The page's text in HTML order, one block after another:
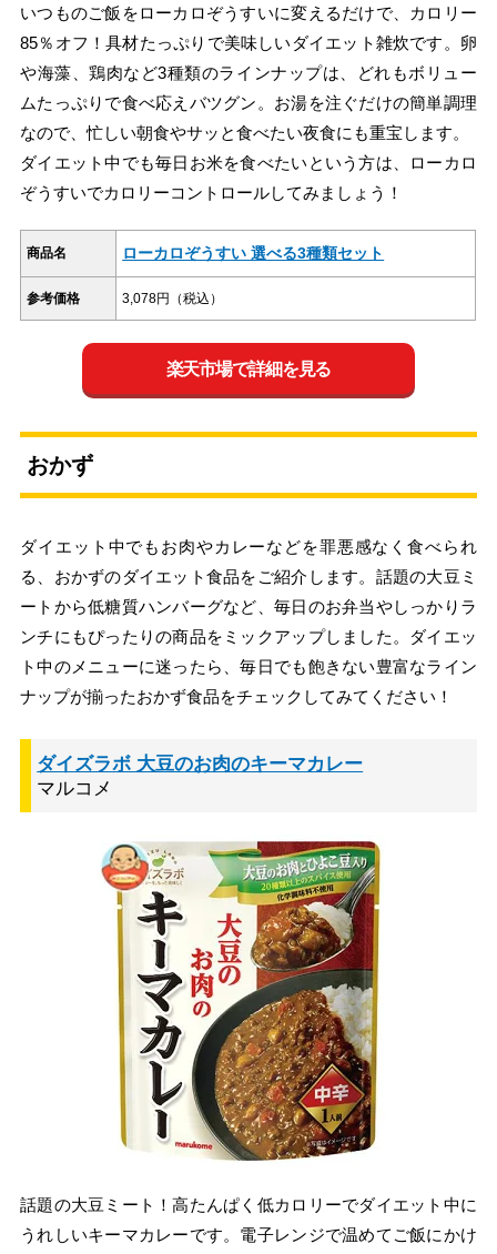
いつものご飯をローカロぞうすいに変えるだけで、カロリー
85％オフ！具材たっぷりで美味しいダイエット雑炊です。卵
や海藻、鶏肉など3種類のラインナップは、どれもボリュー
ムたっぷりで食べ応えバツグン。お湯を注ぐだけの簡単調理
なので、忙しい朝食やサッと食べたい夜食にも重宝します。
ダイエット中でも毎日お米を食べたいという方は、ローカロ
ぞうすいでカロリーコントロールしてみましょう！
商品名 ローカロぞうすい 選べる3種類セット
参考価格 3,078円（税込）
楽天市場で詳細を見る
おかず
ダイエット中でもお肉やカレーなどを罪悪感なく食べられ
る、おかずのダイエット食品をご紹介します。話題の大豆ミ
ートから低糖質ハンバーグなど、毎日のお弁当やしっかりラ
ンチにもぴったりの商品をミックアップしました。ダイエッ
ト中のメニューに迷ったら、毎日でも飽きない豊富なライン
ナップが揃ったおかず食品をチェックしてみてください！
ダイズラボ 大豆のお肉のキーマカレー
マルコメ
話題の大豆ミート！高たんぱく低カロリーでダイエット中に
うれしいキーマカレーです。電子レンジで温めてご飯にかけ